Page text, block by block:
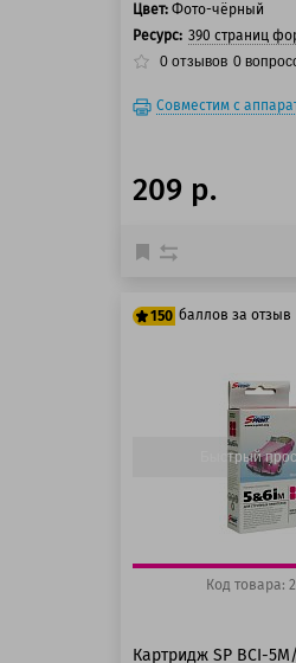
Цвет: Фото-чёрный
Ресурс: 390 страниц
0 отзывов 0
Совместим с
209 р.
150 баллов за отзыв
125 баллов
150 баллов
Быстрый
Код товара:
Картридж SP BCI-